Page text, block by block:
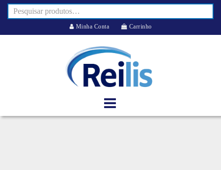
Minha Conta Carrinho